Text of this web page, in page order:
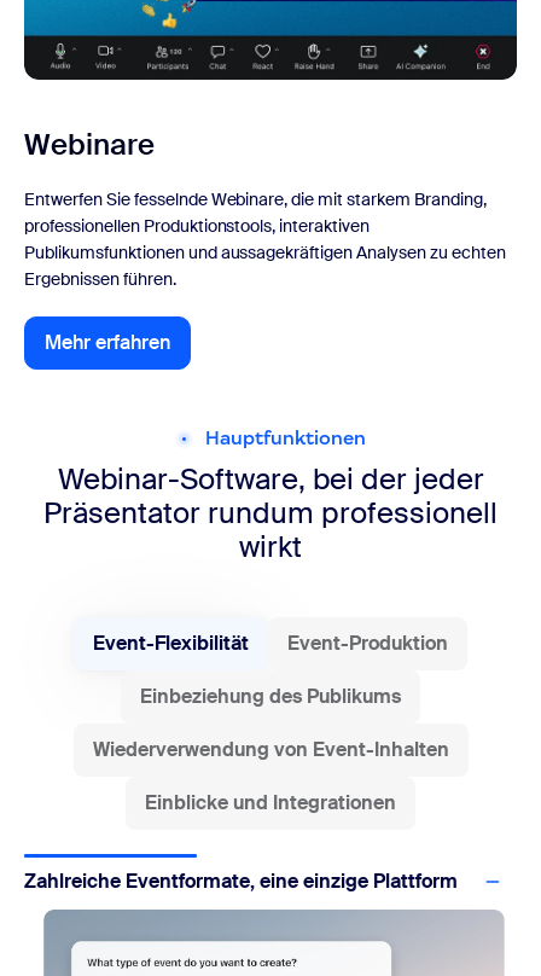
Webinare
Entwerfen Sie fesselnde Webinare, die mit starkem Branding,
professionellen Produktionstools, interaktiven
Publikumsfunktionen und aussagekräftigen Analysen zu echten
Ergebnissen führen.
Mehr erfahren
Mehr erfahren
Hauptfunktionen
Webinar-Software, bei der jeder
Präsentator rundum professionell
wirkt
Event-Flexibilität Event-Produktion
Einbeziehung des Publikums
Wiederverwendung von Event-Inhalten
Einblicke und Integrationen
Zahlreiche Eventformate, eine einzige Plattform